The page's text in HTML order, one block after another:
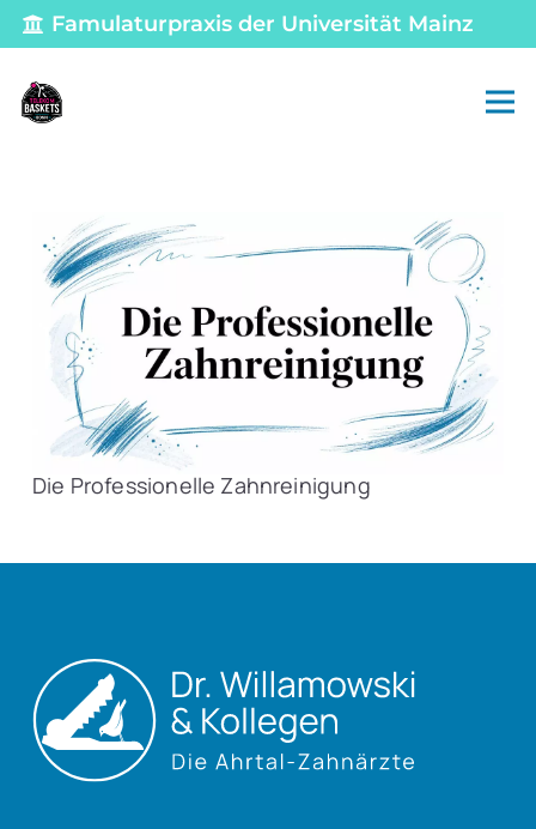
Famulaturpraxis der Universität Mainz
Die Professionelle Zahnreinigung